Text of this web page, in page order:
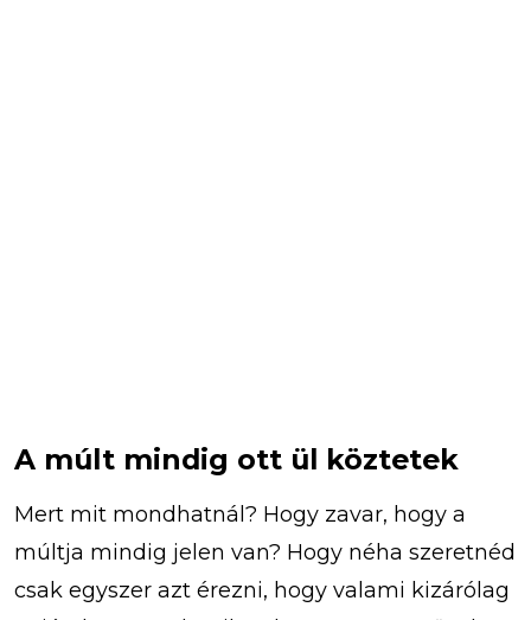
A múlt mindig ott ül köztetek
Mert mit mondhatnál? Hogy zavar, hogy a
múltja mindig jelen van? Hogy néha szeretnéd
csak egyszer azt érezni, hogy valami kizárólag